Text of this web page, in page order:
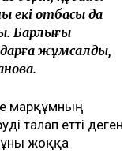
оларға бердік.
бас тартты.
– 2 млн 300 мың
өтемақы
рәсіміне деп
қаражаттың